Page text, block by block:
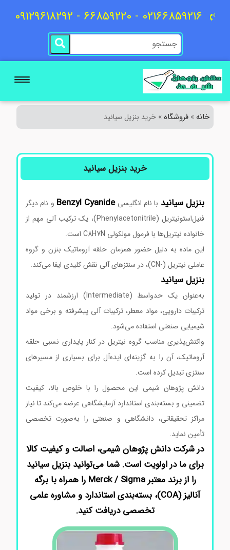
02166859216 - 66859220 - 09129618292
خانه»فروشگاه»خرید بنزیل سیانید
خرید بنزیل سیانید
بنزیل سیانیدبا نام انگلیسیBenzyl Cyanideو نام دیگر
فنیل‌استونیتریل (Phenylacetonitrile)، یک ترکیب آلی مهم از
خانواده نیتریل‌ها با فرمول مولکولی C8H7N است.
این ماده به دلیل حضور همزمان حلقه آروماتیک بنزن و گروه
عاملی نیتریل (-CN)، در سنتزهای آلی نقش کلیدی ایفا می‌کند.
بنزیل سیانید
به‌عنوان یک حدواسط (Intermediate) ارزشمند در تولید
ترکیبات دارویی، مواد معطر، ترکیبات آلی پیشرفته و برخی مواد
شیمیایی صنعتی استفاده می‌شود.
واکنش‌پذیری مناسب گروه نیتریل در کنار پایداری نسبی حلقه
آروماتیک، آن را به گزینه‌ای ایده‌آل برای بسیاری از مسیرهای
سنتزی تبدیل کرده است.
دانش پژوهان شیمی این محصول را با خلوص بالا، کیفیت
تضمینی و بسته‌بندی استاندارد آزمایشگاهی عرضه می‌کند تا نیاز
مراکز تحقیقاتی، دانشگاهی و صنعتی را به‌صورت تخصصی
تأمین نماید.
در شرکت دانش پژوهان شیمی، اصالت و کیفیت کالا
برای ما در اولویت است. شما می‌توانید بنزیل سیانید
را از برند معتبر Merck / Sigma را همراه با برگه
آنالیز (COA)، بسته‌بندی استاندارد و مشاوره علمی
تخصصی دریافت کنید.